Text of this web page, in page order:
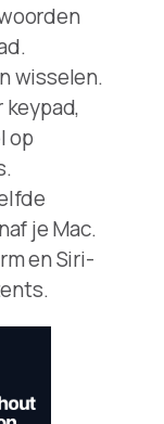
wisselen.
op
je Mac.
en Siri-